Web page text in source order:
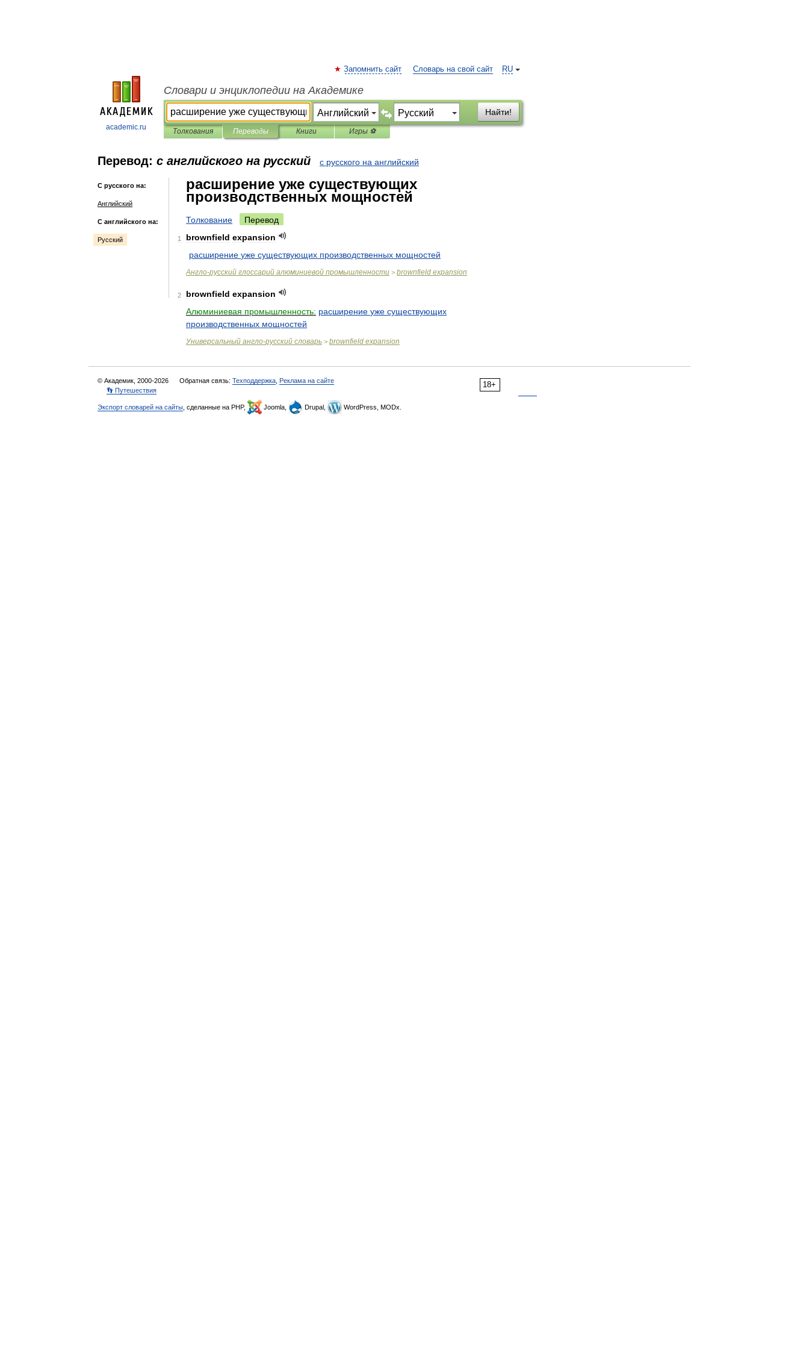
academic.ru
RU
Запомнить сайт Словарь на свой сайт
Словари и энциклопедии на Академике
Найти!
Толкования Переводы Книги Игры ⚽
Перевод: с английского на русский с русского на английский
С русского на:
Английский
С английского на:
Русский
расширение уже существующих
производственных мощностей
Толкование Перевод
1 brownfield expansion
расширение уже существующих производственных мощностей
Англо-русский глоссарий алюминиевой промышленности > brownfield expansion
2 brownfield expansion
Алюминиевая промышленность: расширение уже существующих
производственных мощностей
Универсальный англо-русский словарь > brownfield expansion
18+
© Академик, 2000-2026 Обратная связь: Техподдержка Реклама на сайте
👣 Путешествия
Экспорт словарей на сайты , сделанные на PHP, Joomla, Drupal, WordPress, MODx.